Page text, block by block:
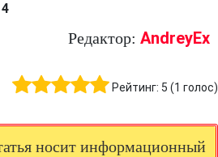
Редактор: AndreyEx
Рейтинг: 5 (1 голос)
носит информационный